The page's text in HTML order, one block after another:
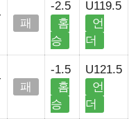
패
-2.5
홈
승
U119.5
언
더
패
-1.5
홈
승
U121.5
언
더